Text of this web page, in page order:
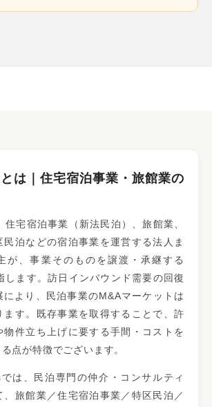
は｜住宅宿泊事業・旅館業の
住宅宿泊事業（新法民泊）、旅館業、
民泊などの宿泊事業を運営する法人ま
が、事業そのものを譲渡・承継する
します。訪日インバウンド需要の回復
により、民泊事業のM&Aマーケットは
ます。既存事業を取得することで、許
物件立ち上げに要する手間・コストを
点が特徴でございます。
は、民泊専門の仲介・コンサルティ
、旅館業／住宅宿泊事業／特区民泊／